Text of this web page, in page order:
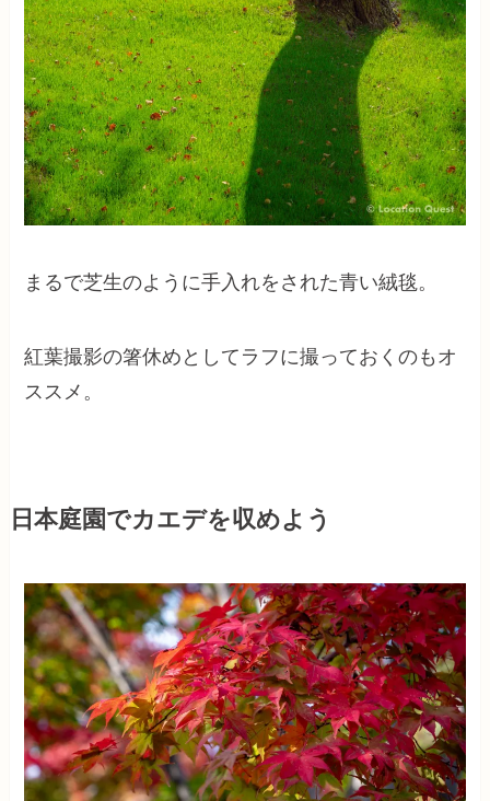
まるで芝生のように手入れをされた青い絨毯。
紅葉撮影の箸休めとしてラフに撮っておくのもオ
ススメ。
日本庭園でカエデを収めよう